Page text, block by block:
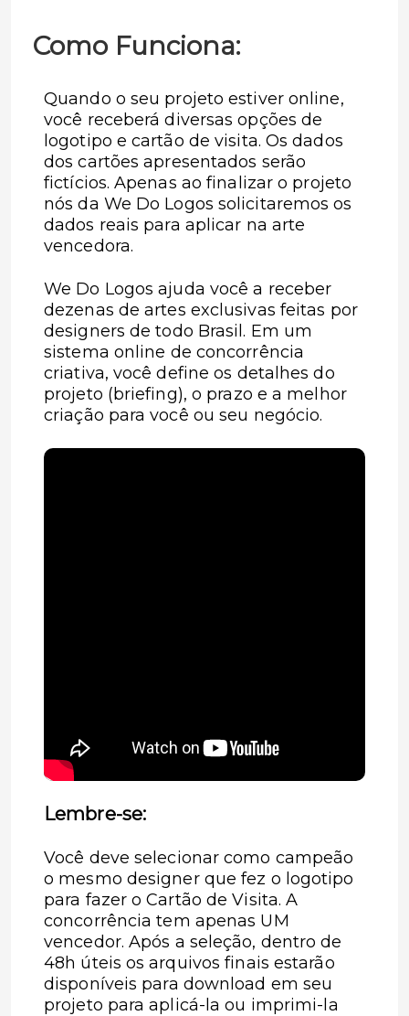
Como Funciona:
Quando o seu projeto estiver online,
você receberá diversas opções de
logotipo e cartão de visita. Os dados
dos cartões apresentados serão
fictícios. Apenas ao finalizar o projeto
nós da We Do Logos solicitaremos os
dados reais para aplicar na arte
vencedora.
We Do Logos ajuda você a receber
dezenas de artes exclusivas feitas por
designers de todo Brasil. Em um
sistema online de concorrência
criativa, você define os detalhes do
projeto (briefing), o prazo e a melhor
criação para você ou seu negócio.
Lembre-se:
Você deve selecionar como campeão
o mesmo designer que fez o logotipo
para fazer o Cartão de Visita. A
concorrência tem apenas UM
vencedor. Após a seleção, dentro de
48h úteis os arquivos finais estarão
disponíveis para download em seu
projeto para aplicá-la ou imprimi-la